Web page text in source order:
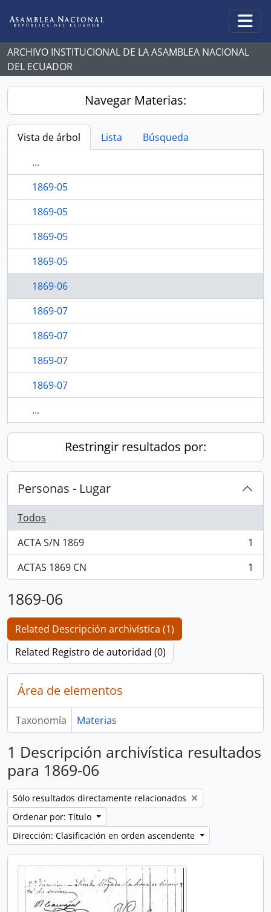
ARCHIVO INSTITUCIONAL DE LA ASAMBLEA NACIONAL
DEL ECUADOR
Navegar Materias:
Vista de árbol Lista
Búsqueda
...
1869-05
1869-05
1869-05
1869-05
1869-06
1869-07
1869-07
1869-07
1869-07
...
Restringir resultados por:
Personas - Lugar
Todos
ACTA S/N 1869
, 1 resultados
1
ACTAS 1869 CN
, 1 resultados 1
1869-06
Related Descripción archivística (1)
Related Registro de autoridad (0)
Área de elementos
Taxonomía Materias
1 Descripción archivística resultados
para 1869-06
Remove filter:
Sólo resultados directamente relacionados
Ordenar por: Título
Dirección: Clasificación en orden ascendente